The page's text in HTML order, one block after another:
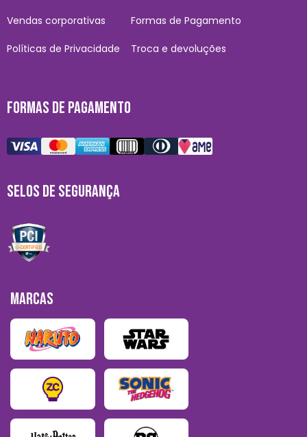
Vendas corporativas
Políticas de Privacidade
Formas de Pagamento
Troca e devoluções
FORMAS DE PAGAMENTO
SELOS DE SEGURANÇA
MARCAS